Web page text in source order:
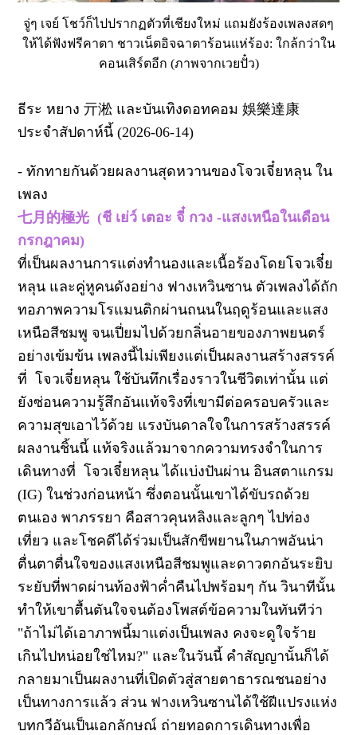
จู่ๆ เจย์ โชว์ก็ไปปรากฏตัวที่เชียงใหม่ แถมยังร้องเพลงสดๆ
ให้ได้ฟังฟรีคาตา ชาวเน็ตอิจฉาตาร้อนแห่ร้อง: ใกล้กว่าใน
คอนเสิร์ตอีก (ภาพจากเวยปั๋ว)
ธีระ หยาง 亓淞 และบันเทิงดอทคอม 娛樂達康
ประจำสัปดาห์นี้ (2026-06-14)
- ทักทายกันด้วยผลงานสุดหวานของโจวเจี๋ยหลุน ใน
เพลง
七月的極光 (ชี เย่ว์ เตอะ จี๋ กวง -แสงเหนือในเดือน
กรกฎาคม)
ที่เป็นผลงานการแต่งทำนองและเนื้อร้องโดยโจวเจี๋ย
หลุน และคู่หูคนดังอย่าง ฟางเหวินซาน ตัวเพลงได้ถัก
ทอภาพความโรแมนติกผ่านถนนในฤดูร้อนและแสง
เหนือสีชมพู จนเปี่ยมไปด้วยกลิ่นอายของภาพยนตร์
อย่างเข้มข้น เพลงนี้ไม่เพียงแต่เป็นผลงานสร้างสรรค์
ที่ โจวเจี๋ยหลุน ใช้บันทึกเรื่องราวในชีวิตเท่านั้น แต่
ยังซ่อนความรู้สึกอันแท้จริงที่เขามีต่อครอบครัวและ
ความสุขเอาไว้ด้วย แรงบันดาลใจในการสร้างสรรค์
ผลงานชิ้นนี้ แท้จริงแล้วมาจากความทรงจำในการ
เดินทางที่ โจวเจี๋ยหลุน ได้แบ่งปันผ่าน อินสตาแกรม
(IG) ในช่วงก่อนหน้า ซึ่งตอนนั้นเขาได้ขับรถด้วย
ตนเอง พาภรรยา คือสาวคุนหลิงและลูกๆ ไปท่อง
เที่ยว และโชคดีได้ร่วมเป็นสักขีพยานในภาพอันน่า
ตื่นตาตื่นใจของแสงเหนือสีชมพูและดาวตกอันระยิบ
ระยับที่พาดผ่านท้องฟ้าค่ำคืนไปพร้อมๆ กัน วินาทีนั้น
ทำให้เขาตื้นตันใจจนต้องโพสต์ข้อความในทันทีว่า
"ถ้าไม่ได้เอาภาพนี้มาแต่งเป็นเพลง คงจะดูใจร้าย
เกินไปหน่อยใช่ไหม?" และในวันนี้ คำสัญญานั้นก็ได้
กลายมาเป็นผลงานที่เปิดตัวสู่สายตาธารณชนอย่าง
เป็นทางการแล้ว ส่วน ฟางเหวินซานได้ใช้ฝีแปรงแห่ง
บทกวีอันเป็นเอกลักษณ์ ถ่ายทอดการเดินทางเพื่อ